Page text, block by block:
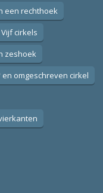
een rechthoek
Vijf cirkels
zeshoek
en omgeschreven cirkel